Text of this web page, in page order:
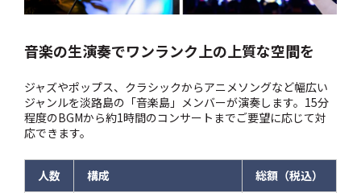
音楽の生演奏でワンランク上の上質な空間を
ジャズやポップス、クラシックからアニメソングなど幅広い
ジャンルを淡路島の「音楽島」メンバーが演奏します。15分
程度のBGMから約1時間のコンサートまでご要望に応じて対
応できます。
人数 構成
総額（税込）